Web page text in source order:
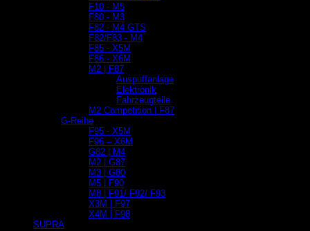
F10 - M5
F80 - M3
F82 - M4 GTS
F82/F83 - M4
F85 - X5M
F86 - X6M
M2 | F87
Auspuffanlage
Elektronik
Fahrzeugteile
M2 Competition | F87
G-Reihe
F95 - X5M
F96 – X6M
G82 | M4
M2 | G87
M3 | G80
M5 | F90
M8 | F91/ F92/ F93
X3M | F97
X4M | F98
SUPRA